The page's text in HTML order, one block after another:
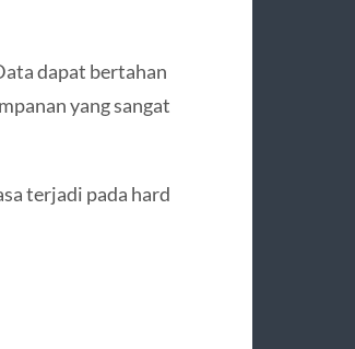
dapat bertahan
yang sangat
terjadi pada hard